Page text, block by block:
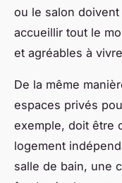
ou le salon
accueillir tout le
et agréables à
De la même
espaces privés
exemple, doit être
logement
salle de bain, une